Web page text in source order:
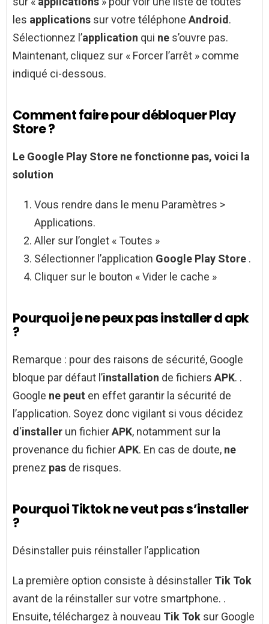
les applications sur votre téléphone Android .
Sélectionnez l’application qui ne s’ouvre pas.
Maintenant, cliquez sur « Forcer l’arrêt » comme
indiqué ci-dessous.
Comment faire pour débloquer Play
Store ?
Le Google Play Store ne fonctionne pas, voici la
solution
Vous rendre dans le menu Paramètres >
Applications.
Aller sur l’onglet « Toutes »
Sélectionner l’application Google Play Store .
Cliquer sur le bouton « Vider le cache »
Pourquoi je ne peux pas installer d apk
?
Remarque : pour des raisons de sécurité, Google
bloque par défaut l’installation de fichiers APK. .
Google ne peut en effet garantir la sécurité de
l’application. Soyez donc vigilant si vous décidez
d ‘installer un fichierAPK, notamment sur la
provenance du fichierAPK. En cas de doute, ne
prenez pas de risques.
Pourquoi Tiktok ne veut pas s’installer
?
Désinstaller puis réinstaller l’application
La première option consiste à désinstaller Tik Tok
avant de la réinstaller sur votre smartphone. .
Ensuite, téléchargez à nouveau Tik Tok sur Google